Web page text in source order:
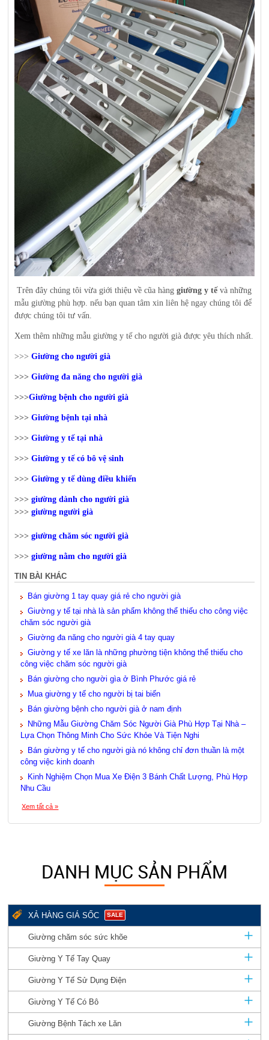
Trên đây chúng tôi vừa giới thiệu về cũa hànggiường y tế và những
mẫu giường phù hợp. nếu bạn quan tâm xin liên hệ ngay chúng tôi để
được chúng tôi tư vấn.
Xem thêm những mẫu giường y tế cho người già được yêu thích nhất.
>>>Giường cho người già
>>>Giường đa năng cho người già
>>>Giường bệnh cho người già
>>>Giường bệnh tại nhà
>>>Giường y tế tại nhà
>>>Giường y tế có bô vệ sinh
>>>Giường y tế dùng điều khiển
>>>giường dành cho người già
>>>giường người già
>>>giường chăm sóc người già
>>>giường nằm cho người già
TIN BÀI KHÁC
Bán giường 1 tay quay giá rẻ cho người già
Giường y tế tại nhà là sản phẩm không thể thiếu cho công việc
chăm sóc người già
Giường đa năng cho người già 4 tay quay
Giường y tế xe lăn là những phường tiện không thể thiếu cho
công việc chăm sóc người già
Bán giường cho người gìa ở Bình Phước giá rẻ
Mua giường y tế cho người bị tai biến
Bán giường bệnh cho người già ở nam định
Những Mẫu Giường Chăm Sóc Người Già Phù Hợp Tại Nhà –
Lựa Chọn Thông Minh Cho Sức Khỏe Và Tiện Nghi
Bán giường y tế cho người già nó không chỉ đơn thuần là một
công việc kinh doanh
Kinh Nghiệm Chọn Mua Xe Điện 3 Bánh Chất Lượng, Phù Hợp
Nhu Cầu
Xem tất cả »
DANH MỤC SẢN PHẨM
XẢ HÀNG GIÁ SỐC SALE
Giường chăm sóc sức khõe
Giường Y Tế Tay Quay
Giường Y Tế Sử Dụng Điện
Giường Y Tế Có Bô
Giường Bệnh Tách xe Lăn